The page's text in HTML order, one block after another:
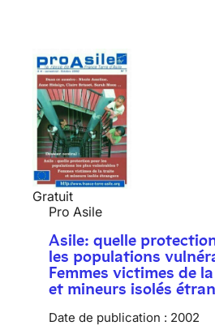
Gratuit
Pro Asile
Asile: quelle
les populations
Femmes victimes de
et mineurs isolés
Date de publication : 2002